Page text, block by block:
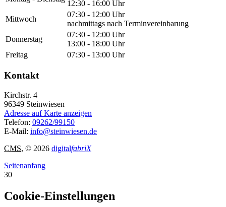
12:30 - 16:00 Uhr
Mittwoch
07:30 - 12:00 Uhr
nachmittags nach Terminvereinbarung
Donnerstag
07:30 - 12:00 Uhr
13:00 - 18:00 Uhr
Freitag
07:30 - 13:00 Uhr
Kontakt
Kirchstr. 4
96349 Steinwiesen
Adresse auf Karte anzeigen
Telefon: 09262/99150
E-Mail: info@steinwiesen.de
CMS, © 2026 digitalfabriX
Seitenanfang
30
Cookie-Einstellungen